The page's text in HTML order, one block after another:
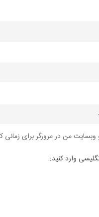
وبسایت من در مرورگر برای
وارد کنید: